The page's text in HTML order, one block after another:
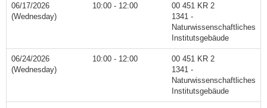
06/17/2026
(Wednesday)
10:00 - 12:00
00 451 KR 2
1341 -
Naturwissenschaftliches
Institutsgebäude
06/24/2026
(Wednesday)
10:00 - 12:00
00 451 KR 2
1341 -
Naturwissenschaftliches
Institutsgebäude